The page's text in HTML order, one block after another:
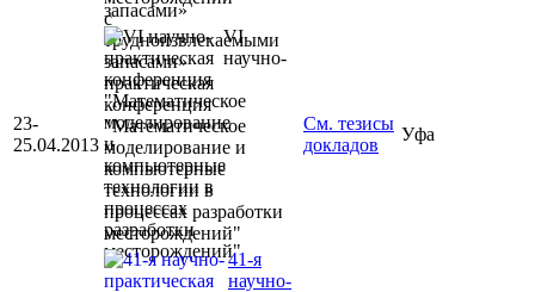
запасами»
23-
25.04.2013
VI
научно-
практическая
конференция
"Математическое
моделирование и
компьютерные
технологии в
процессах разработки
месторождений"
См. тезисы
докладов
Уфа
41-я
научно-